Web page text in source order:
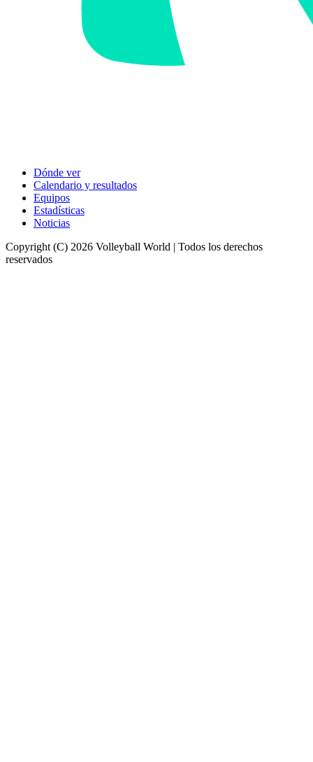
Dónde ver
Calendario y resultados
Equipos
Estadísticas
Noticias
Copyright (C) 2026 Volleyball World | Todos los derechos
reservados